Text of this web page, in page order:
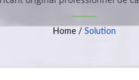
Home / Solution